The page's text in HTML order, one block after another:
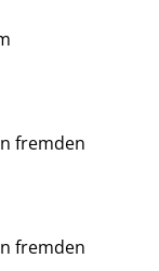
fremden
fremden